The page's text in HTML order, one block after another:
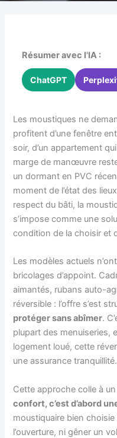
Résumer avec l'IA :
ChatGPT
Les moustiques ne
profitent d’une fenêtre
soir, d’un appartement
marge de manœuvre
un dormant en PVC
moment de l’état des
respect du bâti, la
s’impose comme une
condition de la choisir et
Les modèles actuels
bricolages d’appoint.
aimantés, rubans auto-
réversible : l’offre s’est
protéger sans abîmer.
plupart des menuiseries,
logement loué, cette
une assurance tranquillité.
Cette approche colle à
confort, c’est d’abord
moustiquaire bien
l’ouverture, ni gêner un